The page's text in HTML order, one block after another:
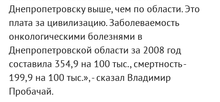
Днепропетровску выше, чем по области. Это
плата за цивилизацию. Заболеваемость
онкологическими болезнями в
Днепропетровской области за 2008 год
составила 354,9 на 100 тыс., смертность -
199,9 на 100 тыс.», - сказал Владимир
Пробачай.